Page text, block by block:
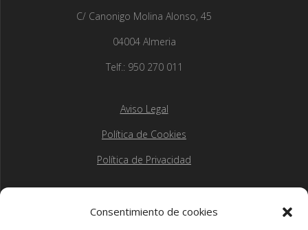
Consentimiento de cookies
C/ Canonigo Molina Alonso, 45
04004 Almeria
Telf.: 950 270 011
Aviso Legal
Política de Cookies
Política de Privacidad